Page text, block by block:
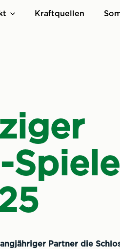
Kraftquellen
Spiele
Partner die